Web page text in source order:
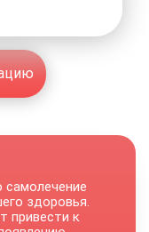
здоровья.
привести к